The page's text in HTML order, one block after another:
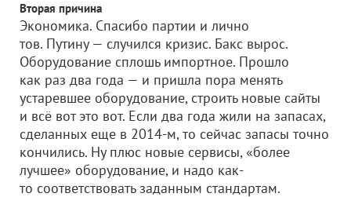
Вторая причина
Экономика. Спасибо партии и лично
тов. Путину — случился кризис. Бакс вырос.
Оборудование сплошь импортное. Прошло
как раз два года — и пришла пора менять
устаревшее оборудование, строить новые сайты
и всё вот это вот. Если два года жили на запасах,
сделанных еще в 2014-м, то сейчас запасы точно
кончились. Ну плюс новые сервисы, «более
лучшее» оборудование, и надо как-
то соответствовать заданным стандартам.